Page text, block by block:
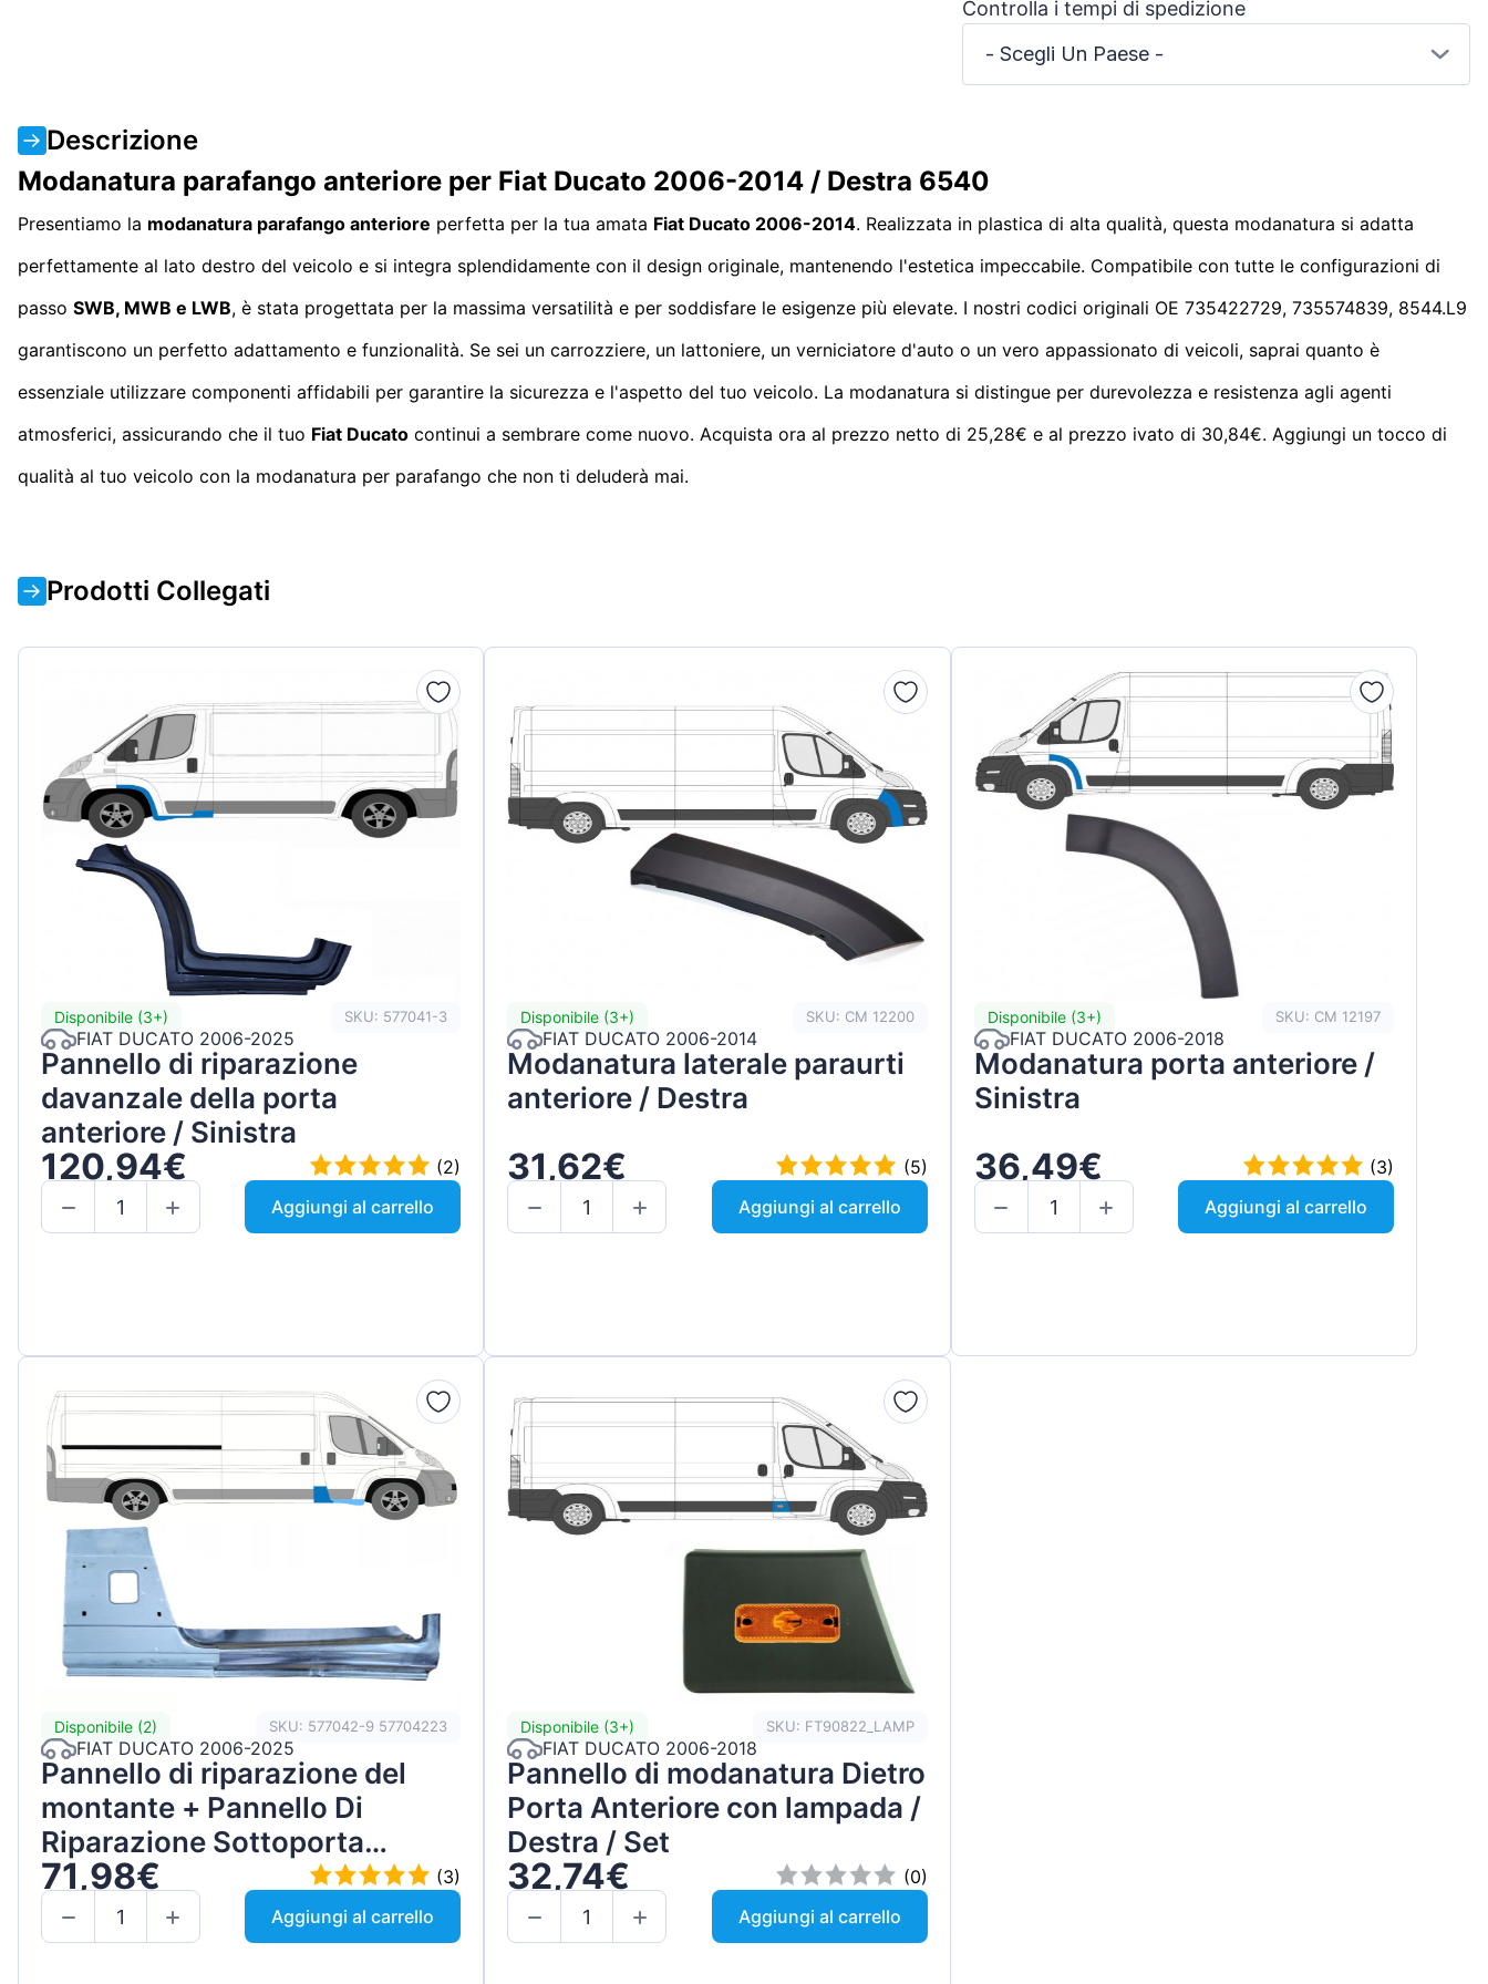
Controlla i tempi di spedizione
- Scegli Un Paese -
Descrizione
Modanatura parafango anteriore per Fiat Ducato 2006-2014 / Destra 6540
Presentiamo la modanatura parafango anteriore perfetta per la tua amata Fiat Ducato 2006-2014. Realizzata in plastica di alta qualità, questa modanatura si adatta
perfettamente al lato destro del veicolo e si integra splendidamente con il design originale, mantenendo l'estetica impeccabile. Compatibile con tutte le configurazioni di
passo SWB, MWB e LWB, è stata progettata per la massima versatilità e per soddisfare le esigenze più elevate. I nostri codici originali OE 735422729, 735574839, 8544.L9
garantiscono un perfetto adattamento e funzionalità. Se sei un carrozziere, un lattoniere, un verniciatore d'auto o un vero appassionato di veicoli, saprai quanto è
essenziale utilizzare componenti affidabili per garantire la sicurezza e l'aspetto del tuo veicolo. La modanatura si distingue per durevolezza e resistenza agli agenti
atmosferici, assicurando che il tuo Fiat Ducato continui a sembrare come nuovo. Acquista ora al prezzo netto di 25,28€ e al prezzo ivato di 30,84€. Aggiungi un tocco di
qualità al tuo veicolo con la modanatura per parafango che non ti deluderà mai.
Prodotti Collegati
Disponibile (3+) SKU: 577041-3
FIAT DUCATO 2006-2025
Pannello di riparazione
davanzale della porta
anteriore / Sinistra
120,94€
(2)
Aggiungi al carrello
Disponibile (3+) SKU: CM 12200
FIAT DUCATO 2006-2014
Modanatura laterale paraurti
anteriore / Destra
31,62€
(5)
Aggiungi al carrello
Disponibile (3+) SKU: CM 12197
FIAT DUCATO 2006-2018
Modanatura porta anteriore /
Sinistra
36,49€
(3)
Aggiungi al carrello
Disponibile (2) SKU: 577042-9 57704223
FIAT DUCATO 2006-2025
Pannello di riparazione del
montante + Pannello Di
Riparazione Sottoporta
Lamiera / Destra / Set
71,98€
(3)
Aggiungi al carrello
Disponibile (3+) SKU: FT90822_LAMP
FIAT DUCATO 2006-2018
Pannello di modanatura Dietro
Porta Anteriore con lampada /
Destra / Set
32,74€
(0)
Aggiungi al carrello